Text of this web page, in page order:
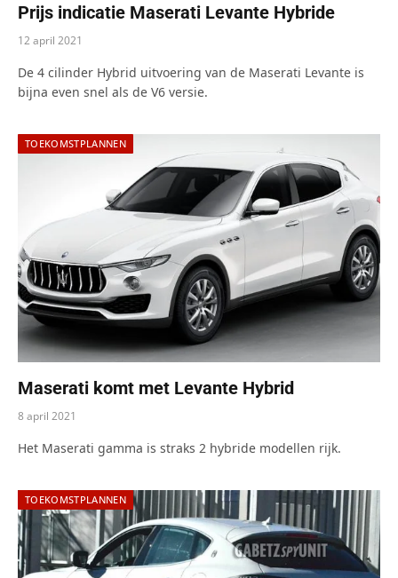
Prijs indicatie Maserati Levante Hybride
12 april 2021
De 4 cilinder Hybrid uitvoering van de Maserati Levante is
bijna even snel als de V6 versie.
TOEKOMSTPLANNEN
Maserati komt met Levante Hybrid
8 april 2021
Het Maserati gamma is straks 2 hybride modellen rijk.
TOEKOMSTPLANNEN